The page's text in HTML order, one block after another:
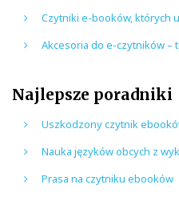
Czytniki e-booków, których
Akcesoria do e-czytników –
Najlepsze poradniki
Uszkodzony czytnik
Nauka języków obcych z
Prasa na czytniku ebooków